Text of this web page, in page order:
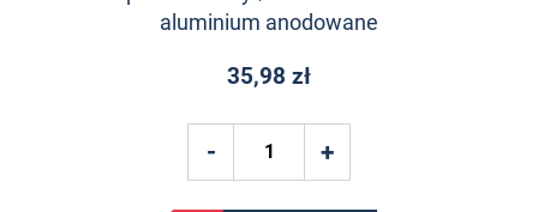
aluminium anodowane
35,98 zł